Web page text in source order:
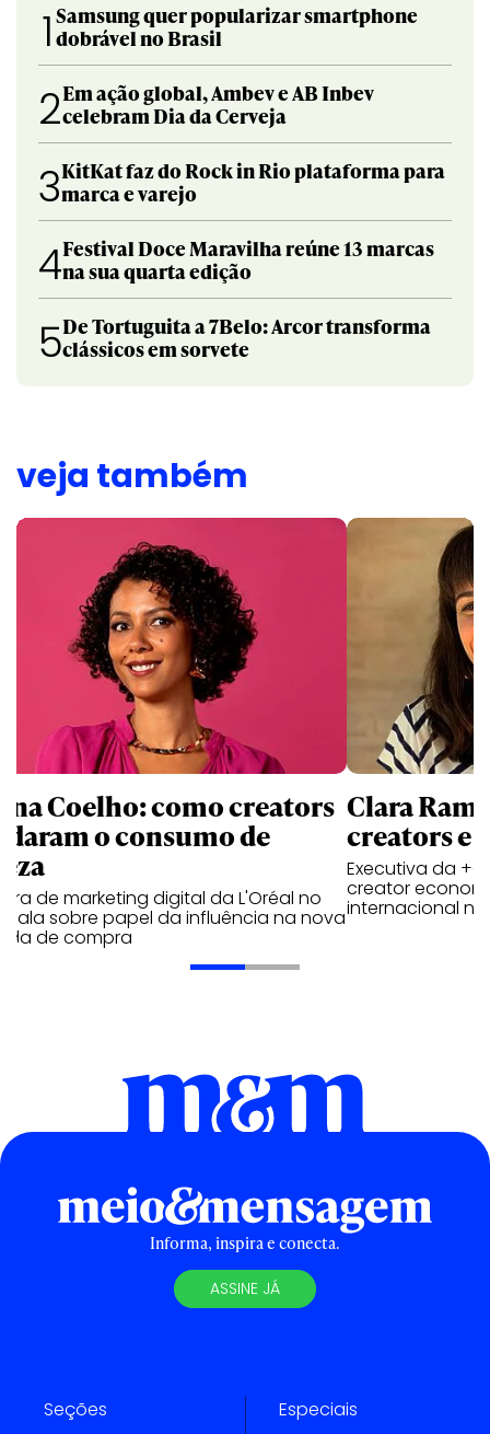
1 Samsung quer popularizar smartphone
dobrável no Brasil
2Em ação global, Ambev e AB Inbev
celebram Dia da Cerveja
3KitKat faz do Rock in Rio plataforma para
marca e varejo
4Festival Doce Maravilha reúne 13 marcas
na sua quarta edição
5De Tortuguita a 7Belo: Arcor transforma
clássicos em sorvete
veja também
Coelho: como creators
o consumo de
de marketing digital da L'Oréal no
fala sobre papel da influência na nova
de compra
Clara
creators e
Executiva da
creator
internacional
Informa, inspira e conecta.
ASSINE JÁ
Seções Especiais